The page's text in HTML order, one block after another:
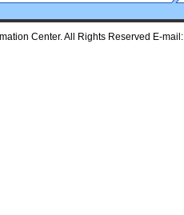
Center. All Rights Reserved E-mail: